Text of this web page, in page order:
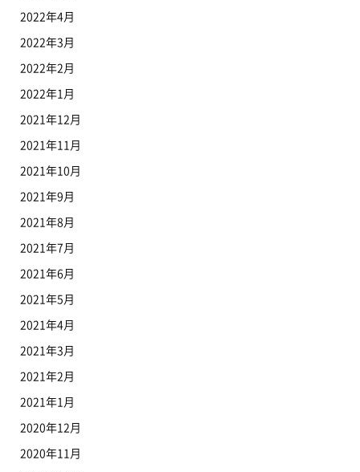
2022年4月
2022年3月
2022年2月
2022年1月
2021年12月
2021年11月
2021年10月
2021年9月
2021年8月
2021年7月
2021年6月
2021年5月
2021年4月
2021年3月
2021年2月
2021年1月
2020年12月
2020年11月